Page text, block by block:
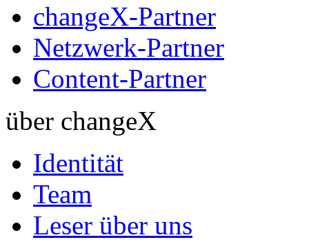
changeX-Partner
Netzwerk-Partner
Content-Partner
über changeX
Identität
Team
Leser über uns